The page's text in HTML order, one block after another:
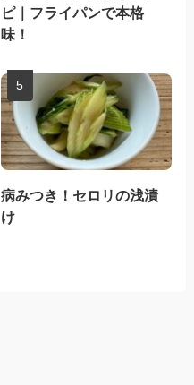
ピ｜フライパンで本格
味！
病みつき！セロリの浅漬
け